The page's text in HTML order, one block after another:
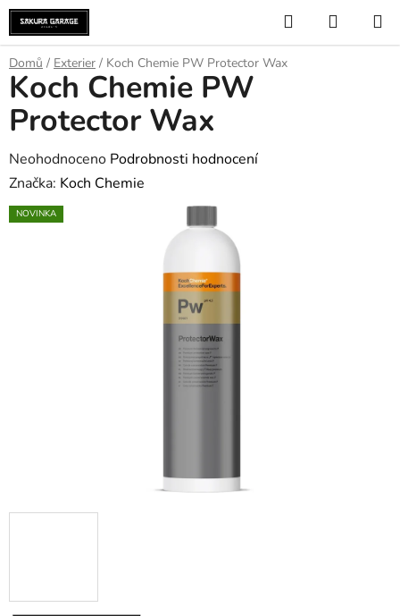
Přejít
na
obsah
Hledat
KOŠÍK
Domů / Exterier / Koch Chemie PW Protector Wax
Koch Chemie PW
Protector Wax
Průměrné
hodnocení
produktu
Neohodnoceno Podrobnosti hodnocení
Značka: Koch Chemie
NOVINKA